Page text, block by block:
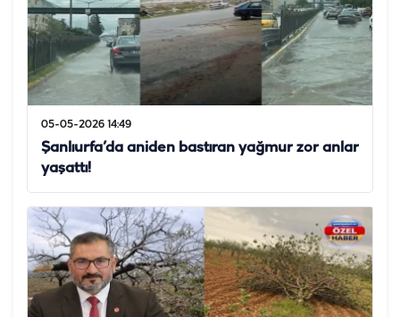
05-05-2026 14:49
Şanlıurfa’da aniden bastıran yağmur zor anlar
yaşattı!